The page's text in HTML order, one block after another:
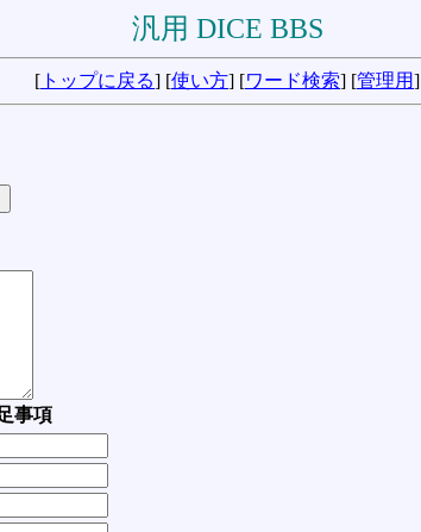
汎用 DICE BBS
[ トップに戻る] [使い方] [ワード検索] [管理用]
事項